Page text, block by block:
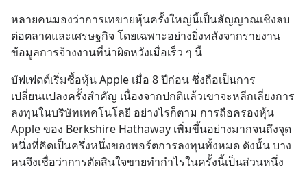
หลายคนมองว่าการเทขายหุ้นครั้งใหญ่นี้เป็นสัญญาณเชิงลบ
ต่อตลาดและเศรษฐกิจ โดยเฉพาะอย่างยิ่งหลังจากรายงาน
ข้อมูลการจ้างงานที่น่าผิดหวังเมื่อเร็ว ๆ นี้
บัฟเฟตต์เริ่มซื้อหุ้น Apple เมื่อ 8 ปีก่อน ซึ่งถือเป็นการ
เปลี่ยนแปลงครั้งสำคัญ เนื่องจากปกติแล้วเขาจะหลีกเลี่ยงการ
ลงทุนในบริษัทเทคโนโลยี อย่างไรก็ตาม การถือครองหุ้น
Apple ของ Berkshire Hathaway เพิ่มขึ้นอย่างมากจนถึงจุด
หนึ่งที่คิดเป็นครึ่งหนึ่งของพอร์ตการลงทุนทั้งหมด ดังนั้น บาง
คนจึงเชื่อว่าการตัดสินใจขายทำกำไรในครั้งนี้เป็นส่วนหนึ่ง